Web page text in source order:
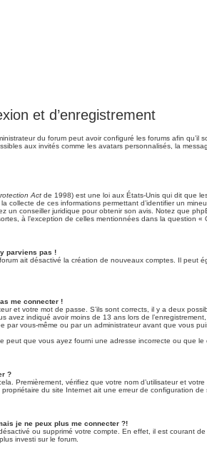
et d’enregistrement
du forum peut avoir configuré les forums afin
aux invités comme les avatars personnalisés, la
Act de 1998) est une loi aux États-Unis qui dit que
collecte de ces informations permettant d’identifier un
un conseiller juridique pour obtenir son avis. Notez que
à l’exception de celles mentionnées dans la question
parviens pas !
ait désactivé la création de nouveaux comptes. Il
me connecter !
et votre mot de passe. S’ils sont corrects, il y a deux
avez indiqué avoir moins de 13 ans lors de
par vous-même ou par un administrateur avant que vous
peut que vous ayez fourni une adresse incorrecte ou que
?
Premièrement, vérifiez que votre nom d’utilisateur et
du site Internet ait une erreur de configuration de
je ne peux plus me connecter ?!
ou supprimé votre compte. En effet, il est courant
investi sur le forum.